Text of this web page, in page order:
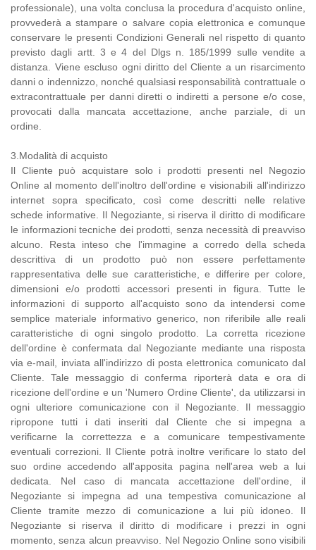
professionale), una volta conclusa la procedura d'acquisto online,
provvederà a stampare o salvare copia elettronica e comunque
conservare le presenti Condizioni Generali nel rispetto di quanto
previsto dagli artt. 3 e 4 del Dlgs n. 185/1999 sulle vendite a
distanza. Viene escluso ogni diritto del Cliente a un risarcimento
danni o indennizzo, nonché qualsiasi responsabilità contrattuale o
extracontrattuale per danni diretti o indiretti a persone e/o cose,
provocati dalla mancata accettazione, anche parziale, di un
ordine.
3.Modalità di acquisto
Il Cliente può acquistare solo i prodotti presenti nel Negozio
Online al momento dell'inoltro dell'ordine e visionabili all'indirizzo
internet sopra specificato, così come descritti nelle relative
schede informative. Il Negoziante, si riserva il diritto di modificare
le informazioni tecniche dei prodotti, senza necessità di preavviso
alcuno. Resta inteso che l'immagine a corredo della scheda
descrittiva di un prodotto può non essere perfettamente
rappresentativa delle sue caratteristiche, e differire per colore,
dimensioni e/o prodotti accessori presenti in figura. Tutte le
informazioni di supporto all'acquisto sono da intendersi come
semplice materiale informativo generico, non riferibile alle reali
caratteristiche di ogni singolo prodotto. La corretta ricezione
dell'ordine è confermata dal Negoziante mediante una risposta
via e-mail, inviata all'indirizzo di posta elettronica comunicato dal
Cliente. Tale messaggio di conferma riporterà data e ora di
ricezione dell'ordine e un 'Numero Ordine Cliente', da utilizzarsi in
ogni ulteriore comunicazione con il Negoziante. Il messaggio
ripropone tutti i dati inseriti dal Cliente che si impegna a
verificarne la correttezza e a comunicare tempestivamente
eventuali correzioni. Il Cliente potrà inoltre verificare lo stato del
suo ordine accedendo all'apposita pagina nell'area web a lui
dedicata. Nel caso di mancata accettazione dell'ordine, il
Negoziante si impegna ad una tempestiva comunicazione al
Cliente tramite mezzo di comunicazione a lui più idoneo. Il
Negoziante si riserva il diritto di modificare i prezzi in ogni
momento, senza alcun preavviso. Nel Negozio Online sono visibili